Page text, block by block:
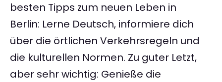
besten Tipps zum neuen Leben in
Berlin: Lerne Deutsch, informiere dich
über die örtlichen Verkehrsregeln und
die kulturellen Normen. Zu guter Letzt,
aber sehr wichtig: Genieße die